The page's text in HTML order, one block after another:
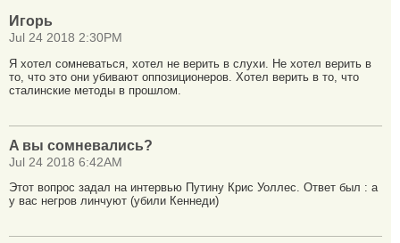
Игорь
Jul 24 2018 2:30PM
Я хотел сомневаться, хотел не верить в слухи. Не хотел верить в
то, что это они убивают оппозиционеров. Хотел верить в то, что
сталинские методы в прошлом.
A вы сомневались?
Jul 24 2018 6:42AM
Этот вопрос задал на интервью Путину Крис Уоллес. Ответ был : а
у вас негров линчуют (убили Кеннеди)